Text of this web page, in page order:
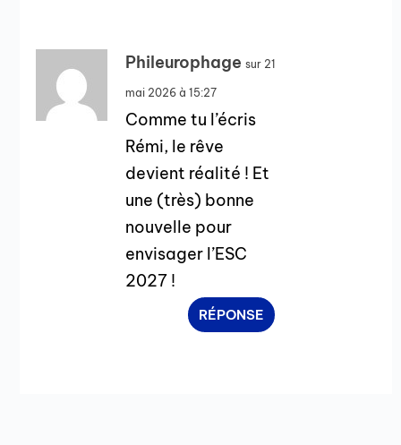
Phileurophage sur 21
mai 2026 à 15:27
Comme tu l’écris
Rémi, le rêve
devient réalité ! Et
une (très) bonne
nouvelle pour
envisager l’ESC
2027 !
RÉPONSE